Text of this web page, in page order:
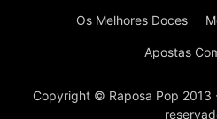
Os Melhores Doces
Apostas
Copyright © Raposa Pop 2013